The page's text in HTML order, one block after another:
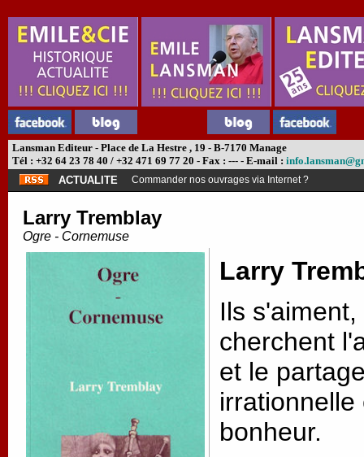
Lansman Editeur - Place de La Hestre , 19 - B-7170 Manage
Tél : +32 64 23 78 40 / +32 471 69 77 20 - Fax : --- - E-mail :
ACTUALITE
Commander nos ouvrages via Internet ?
Larry Tremblay
Ogre - Cornemuse
Larry
Ils
cherchent
et le
bonheur.